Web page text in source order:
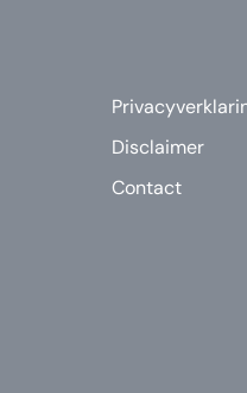
Disclaimer
Contact